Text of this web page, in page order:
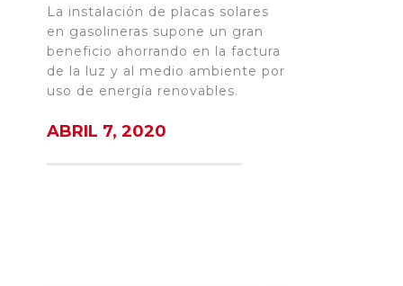
La instalación de placas solares
en gasolineras supone un gran
beneficio ahorrando en la factura
de la luz y al medio ambiente por
uso de energía renovables.
ABRIL 7, 2020